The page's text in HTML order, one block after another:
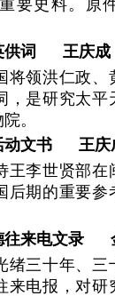
要史料。原
供词 王庆
领洪仁政、
，是研究太平
。
动文书 王
李世贤部在
后期的重要参
来电文录
三十年、三
来电报，对研